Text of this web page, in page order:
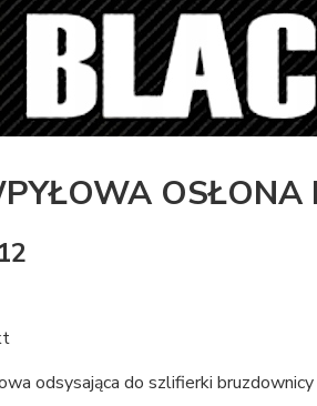
odsysająca do szlifierki bruzdownicy